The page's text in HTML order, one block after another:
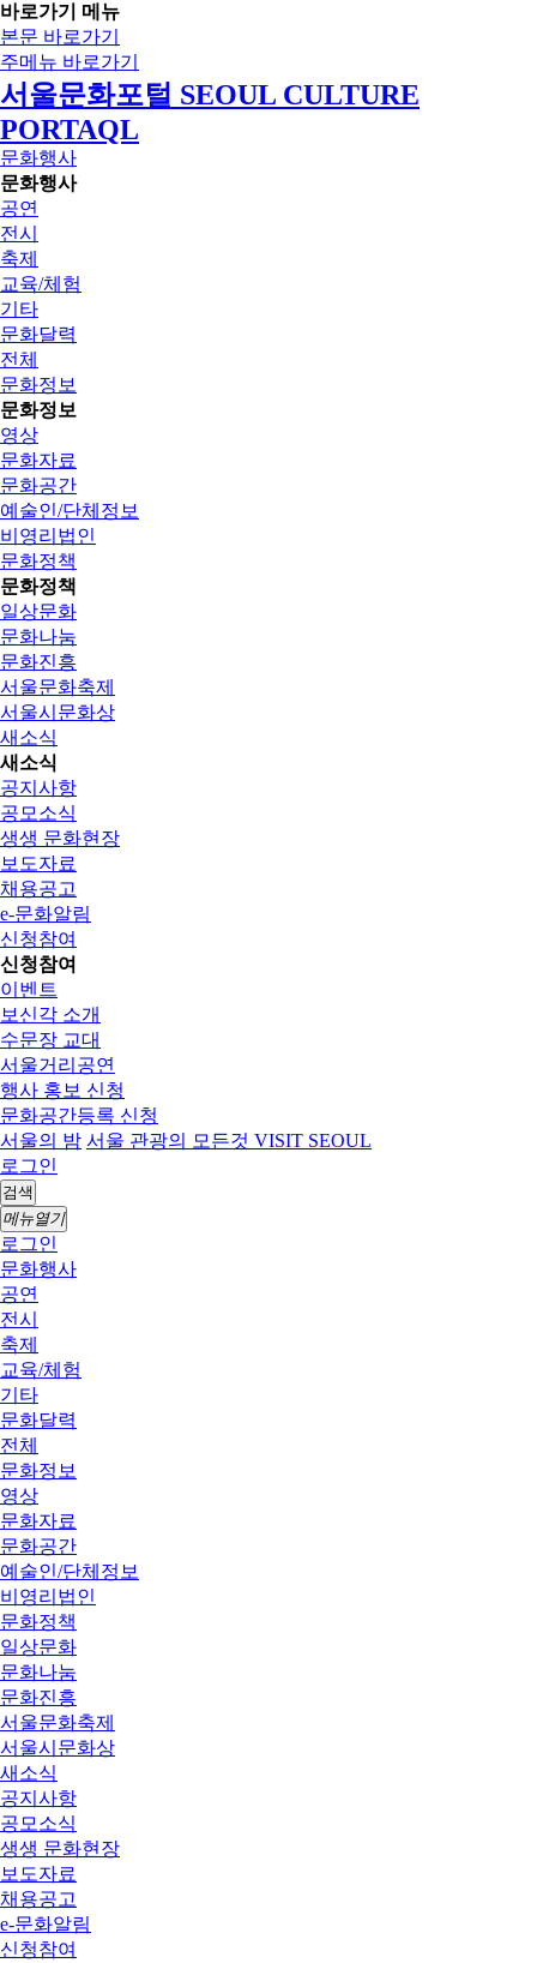
바로가기 메뉴
본문 바로가기
주메뉴 바로가기
서울문화포털 SEOUL CULTURE
PORTAQL
문화행사
문화행사
공연
전시
축제
교육/체험
기타
문화달력
전체
문화정보
문화정보
영상
문화자료
문화공간
예술인/단체정보
비영리법인
문화정책
문화정책
일상문화
문화나눔
문화진흥
서울문화축제
서울시문화상
새소식
새소식
공지사항
공모소식
생생 문화현장
보도자료
채용공고
e-문화알림
신청참여
신청참여
이벤트
보신각 소개
수문장 교대
서울거리공연
행사 홍보 신청
문화공간등록 신청
서울의 밤 서울 관광의 모든것 VISIT SEOUL
로그인
검색
메뉴열기
로그인
문화행사
공연
전시
축제
교육/체험
기타
문화달력
전체
문화정보
영상
문화자료
문화공간
예술인/단체정보
비영리법인
문화정책
일상문화
문화나눔
문화진흥
서울문화축제
서울시문화상
새소식
공지사항
공모소식
생생 문화현장
보도자료
채용공고
e-문화알림
신청참여